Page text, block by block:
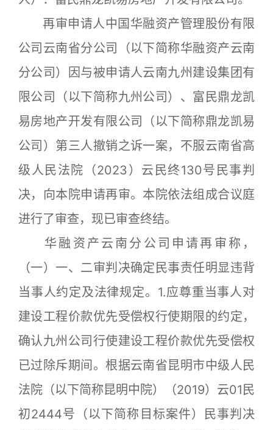
再审申请人中国华融资产管理股份有限
公司云南省分公司（以下简称华融资产云南
分公司）因与被申请人云南九州建设集团有
限公司（以下简称九州公司）、富民鼎龙凯
易房地产开发有限公司（以下简称鼎龙凯易
公司）第三人撤销之诉一案，不服云南省高
级人民法院（2023）云民终130号民事判
决，向本院申请再审。本院依法组成合议庭
进行了审查，现已审查终结。
华融资产云南分公司申请再审称，
（一）一、二审判决确定民事责任明显违背
当事人约定及法律规定。1.应尊重当事人对
建设工程价款优先受偿权行使期限的约定，
确认九州公司行使建设工程价款优先受偿权
已过除斥期间。根据云南省昆明市中级人民
法院（以下简称昆明中院）（2019）云01民
初2444号（以下简称目标案件）民事判决